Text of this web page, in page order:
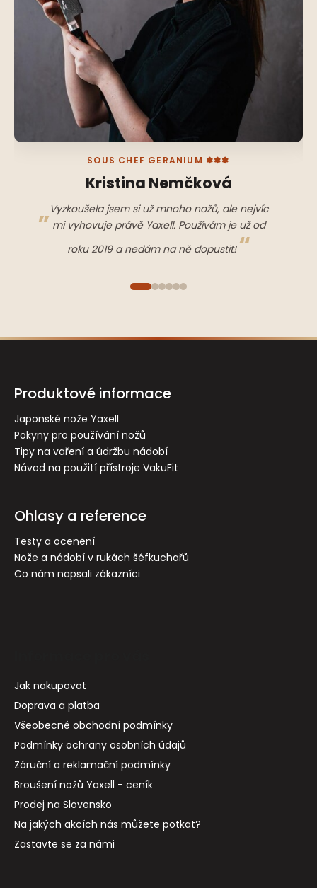
SOUS CHEF GERANIUM ✽✽✽
Kristina Nemčková
Vyzkoušela jsem si už mnoho nožů, ale nejvíc
mi vyhovuje právě Yaxell. Používám je už od
roku 2019 a nedám na ně dopustit!
Produktové informace
Japonské nože Yaxell
Pokyny pro používání nožů
Tipy na vaření a údržbu nádobí
Návod na použití přístroje VakuFit
Ohlasy a reference
Testy a ocenění
Nože a nádobí v rukách šéfkuchařů
Co nám napsali zákazníci
Jak nakupovat
Doprava a platba
Všeobecné obchodní podmínky
Podmínky ochrany osobních údajů
Záruční a reklamační podmínky
Broušení nožů Yaxell - ceník
Prodej na Slovensko
Na jakých akcích nás můžete potkat?
Zastavte se za námi